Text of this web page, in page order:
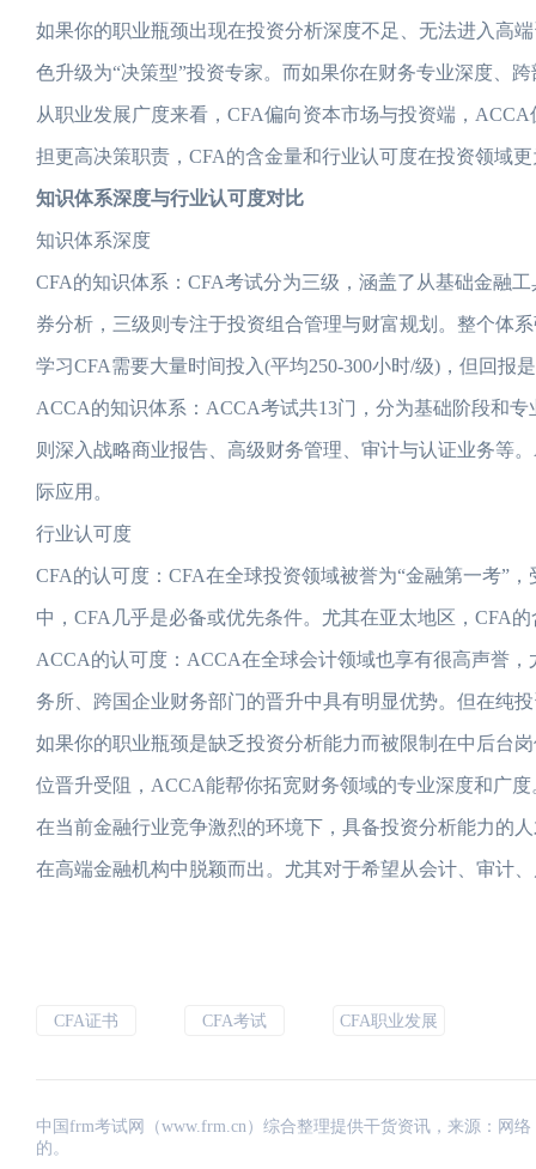
如果你的职业瓶颈出现在投资分析深度不足、无法进入高
色升级为“决策型”投资专家。而如果你在财务专业深度、
从职业发展广度来看，CFA偏向资本市场与投资端，
担更高决策职责，CFA的含金量和行业认可度在投资领域
知识体系深度与行业认可度对比
知识体系深度
CFA的知识体系：CFA考试分为三级，涵盖了从基础金融
券分析，三级则专注于投资组合管理与财富规划。整个体
学习CFA需要大量时间投入(平均250-300小时/级)，但回报
ACCA的知识体系：ACCA考试共13门，分为基础阶段和
则深入战略商业报告、高级财务管理、审计与认证业务等
际应用。
行业认可度
CFA的认可度：CFA在全球投资领域被誉为“金融第一考”
中，CFA几乎是必备或优先条件。尤其在亚太地区，CFA
ACCA的认可度：ACCA在全球会计领域也享有很高声誉
务所、跨国企业财务部门的晋升中具有明显优势。但在纯
如果你的职业瓶颈是缺乏投资分析能力而被限制在中后台
位晋升受阻，ACCA能帮你拓宽财务领域的专业深度和广度
在当前金融行业竞争激烈的环境下，具备投资分析能力的
在高端金融机构中脱颖而出。尤其对于希望从会计、审计
CFA证书 CFA考试 CFA职业发展
中国frm考试网（www.frm.cn）综合整理提供干货资讯，来源：网
的。